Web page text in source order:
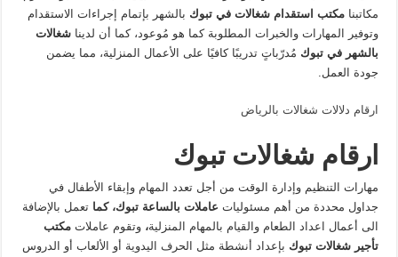
مكاتبنا مكتب استقدام شغالات في تبوك بالشهر بإتمام إجراءات الاستقدام
وتوفير المهارات والخبرات المطلوبة كما هو مُوعود، كما أن لديناشغالات
بالشهر في تبوك مُدرّباتٍ تدريبًا كافيًا على الأعمال المنزلية، مما يضمن
جودة العمل.
ارقام دلالات شغالات بالرياض
ارقام شغالات تبوك
مهارات التنظيم وإدارة الوقت من أجل تعدد المهام وإبقاء الأطفال في
جداول محددة من أهم مسئوليات عاملات بالساعة تبوك، كماتعمل بالإضافة
الى أعمال اعداد الطعام والقيام بالمهام المنزلية،وتقوم عاملاتمكتب
تأجير شغالات تبوك بإعداد أنشطة مثل الحرف اليدوية أو الألعاب أو الدروس